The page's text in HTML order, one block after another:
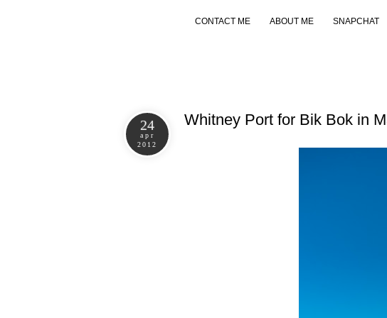
CONTACT ME ABOUT ME SNAPCHAT
24
apr
2012
Whitney Port for Bik Bok in